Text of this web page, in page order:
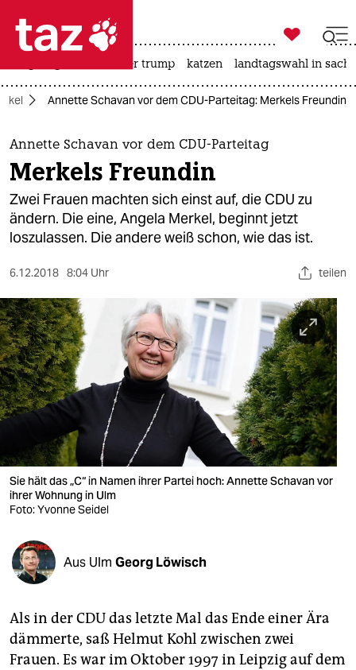
 taz zahl ich
taz zahl ich
themen
politik
öko
sport
berlin
nord
wahrheit
verlag
verlag
shop
fragen & hilfe
unterstützen
abo

taz zahl ich
usa unter trump katzen landtagswahl in
Annette Schavan vor dem CDU-Parteitag: Merkels Freundin
Annette Schavan vor dem CDU-Parteitag
Merkels Freundin
Zwei Frauen machten sich einst auf, die CDU zu
ändern. Die eine, Angela Merkel, beginnt jetzt
loszulassen. Die andere weiß schon, wie das ist.
6.12.2018 8:04 Uhr teilen
Sie hält das „C“ in Namen ihrer Partei hoch: Annette Schavan vor
ihrer Wohnung in Ulm
Foto: Yvonne Seidel
Aus Ulm Georg Löwisch
Als in der CDU das letzte Mal das Ende einer Ära
dämmerte, saß Helmut Kohl zwischen zwei
Frauen. Es war im Oktober 1997 in Leipzig auf dem